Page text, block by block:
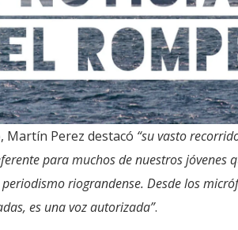
Martín Perez destacó “su vasto
para muchos de nuestros jóvenes
riograndense. Desde los
es una voz autorizada”.